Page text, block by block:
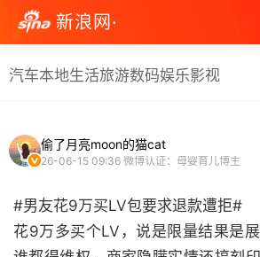
新浪网·
汽车本地生活旅游数码娱乐影视
偷了月亮moon的猫cat
26-06-15 09:36 微博认证：母婴育儿博主
#男友花9万买LV包要求退款遭拒#
花9万多买个LV，说是限量结果是